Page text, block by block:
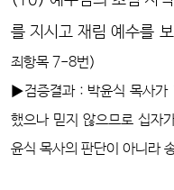
를 지시고 재림 예수를
죄항목 7-8번)
▶검증결과 : 박윤식 목사가
했으나 믿지 않으므로 십자
윤식 목사의 판단이 아니라